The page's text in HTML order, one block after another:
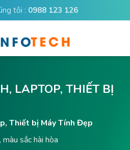
tôi : 0988 123 126
LAPTOP, THIẾT BỊ
Thiết bị Máy Tính Đẹp
sắc hài hòa